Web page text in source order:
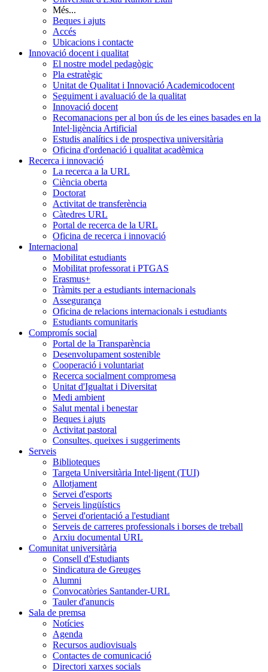
Més...
Beques i ajuts
Accés
Ubicacions i contacte
Innovació docent i qualitat
El nostre model pedagògic
Pla estratègic
Unitat de Qualitat i Innovació Academicodocent
Seguiment i avaluació de la qualitat
Innovació docent
Recomanacions per al bon ús de les eines basades en la
Intel·ligència Artificial
Estudis analítics i de prospectiva universitària
Oficina d'ordenació i qualitat acadèmica
Recerca i innovació
La recerca a la URL
Ciència oberta
Doctorat
Activitat de transferència
Càtedres URL
Portal de recerca de la URL
Oficina de recerca i innovació
Internacional
Mobilitat estudiants
Mobilitat professorat i PTGAS
Erasmus+
Tràmits per a estudiants internacionals
Assegurança
Oficina de relacions internacionals i estudiants
Estudiants comunitaris
Compromís social
Portal de la Transparència
Desenvolupament sostenible
Cooperació i voluntariat
Recerca socialment compromesa
Unitat d'Igualtat i Diversitat
Medi ambient
Salut mental i benestar
Beques i ajuts
Activitat pastoral
Consultes, queixes i suggeriments
Serveis
Biblioteques
Targeta Universitària Intel·ligent (TUI)
Allotjament
Servei d'esports
Serveis lingüístics
Servei d'orientació a l'estudiant
Serveis de carreres professionals i borses de treball
Arxiu documental URL
Comunitat universitària
Consell d'Estudiants
Sindicatura de Greuges
Alumni
Convocatòries Santander-URL
Tauler d'anuncis
Sala de premsa
Notícies
Agenda
Recursos audiovisuals
Contactes de comunicació
Directori xarxes socials